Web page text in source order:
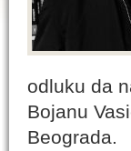
odluku da
Bojanu
Beograda.